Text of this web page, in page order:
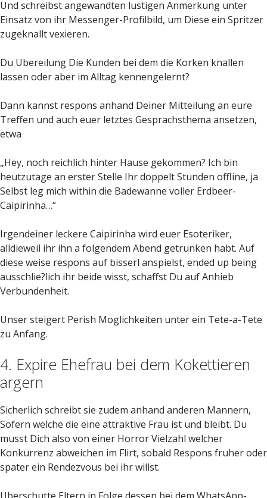
Und schreibst angewandten lustigen Anmerkung unter
Einsatz von ihr Messenger-Profilbild, um Diese ein Spritzer
zugeknallt vexieren.
Du Ubereilung Die Kunden bei dem die Korken knallen
lassen oder aber im Alltag kennengelernt?
Dann kannst respons anhand Deiner Mitteilung an eure
Treffen und auch euer letztes Gesprachsthema ansetzen,
etwa
„Hey, noch reichlich hinter Hause gekommen? Ich bin
heutzutage an erster Stelle Ihr doppelt Stunden offline, ja
Selbst leg mich within die Badewanne voller Erdbeer-
Caipirinha…“
Irgendeiner leckere Caipirinha wird euer Esoteriker,
alldieweil ihr ihn a folgendem Abend getrunken habt. Auf
diese weise respons auf bisserl anspielst, ended up being
ausschlie?lich ihr beide wisst, schaffst Du auf Anhieb
Verbundenheit.
Unser steigert Perish Moglichkeiten unter ein Tete-a-Tete
zu Anfang.
4. Expire Ehefrau bei dem Kokettieren
argern
Sicherlich schreibt sie zudem anhand anderen Mannern,
Sofern welche die eine attraktive Frau ist und bleibt. Du
musst Dich also von einer Horror Vielzahl welcher
Konkurrenz abweichen im Flirt, sobald Respons fruher oder
spater ein Rendezvous bei ihr willst.